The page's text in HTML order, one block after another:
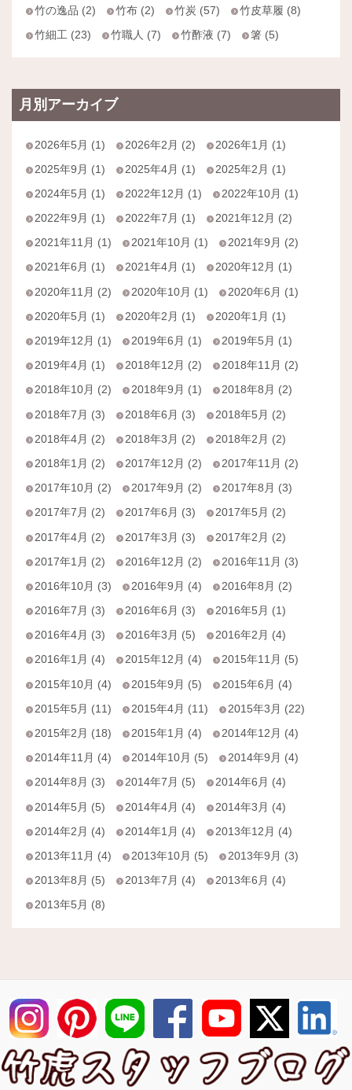
竹の逸品 (2)
竹布 (2) 竹炭 (57)
竹皮草履 (8)
竹細工 (23)
竹職人 (7) 竹酢液 (7) 箸 (5)
月別アーカイブ
2026年5月 (1) 2026年2月 (2)
2026年1月 (1)
2025年9月 (1)
2025年4月 (1)
2025年2月 (1)
2024年5月 (1)
2022年12月 (1)
2022年10月 (1)
2022年9月 (1)
2022年7月 (1)
2021年12月 (2)
2021年11月 (1)
2021年10月 (1)
2021年9月 (2)
2021年6月 (1)
2021年4月 (1)
2020年12月 (1)
2020年11月 (2)
2020年10月 (1)
2020年6月 (1)
2020年5月 (1)
2020年2月 (1)
2020年1月 (1)
2019年12月 (1)
2019年6月 (1)
2019年5月 (1)
2019年4月 (1)
2018年12月 (2)
2018年11月 (2)
2018年10月 (2)
2018年9月 (1)
2018年8月 (2)
2018年7月 (3)
2018年6月 (3)
2018年5月 (2)
2018年4月 (2)
2018年3月 (2)
2018年2月 (2)
2018年1月 (2)
2017年12月 (2)
2017年11月 (2)
2017年10月 (2)
2017年9月 (2)
2017年8月 (3)
2017年7月 (2)
2017年6月 (3)
2017年5月 (2)
2017年4月 (2)
2017年3月 (3)
2017年2月 (2)
2017年1月 (2)
2016年12月 (2)
2016年11月 (3)
2016年10月 (3)
2016年9月 (4)
2016年8月 (2)
2016年7月 (3)
2016年6月 (3)
2016年5月 (1)
2016年4月 (3)
2016年3月 (5)
2016年2月 (4)
2016年1月 (4)
2015年12月 (4)
2015年11月 (5)
2015年10月 (4)
2015年9月 (5)
2015年6月 (4)
2015年5月 (11)
2015年4月 (11)
2015年3月 (22)
2015年2月 (18)
2015年1月 (4)
2014年12月 (4)
2014年11月 (4)
2014年10月 (5)
2014年9月 (4)
2014年8月 (3)
2014年7月 (5)
2014年6月 (4)
2014年5月 (5)
2014年4月 (4)
2014年3月 (4)
2014年2月 (4)
2014年1月 (4)
2013年12月 (4)
2013年11月 (4)
2013年10月 (5)
2013年9月 (3)
2013年8月 (5)
2013年7月 (4)
2013年6月 (4)
2013年5月 (8)